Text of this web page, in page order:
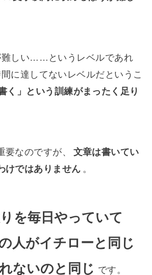
難しい……というレベルであれ
に達してないレベルだというこ
書く」という訓練がまったく足り
なのですが、
文章は書いてい
けではありません 。
を毎日やっていて
人がイチローと同じ
ないのと同じ です。